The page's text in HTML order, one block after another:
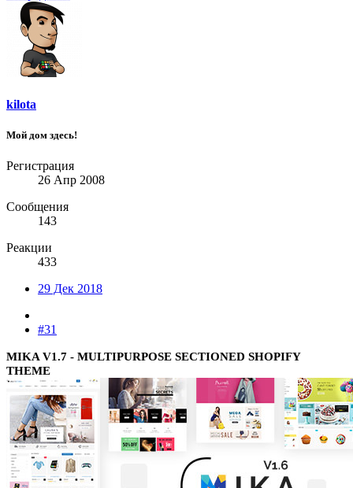
kilota
Мой дом здесь!
Регистрация
26 Апр 2008
Сообщения
143
Реакции
433
29 Дек 2018
#31
MIKA V1.7 - MULTIPURPOSE SECTIONED SHOPIFY
THEME